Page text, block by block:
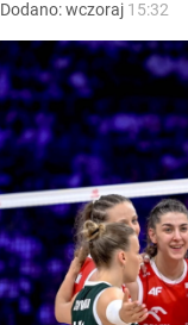
Dodano:wczoraj 15:32